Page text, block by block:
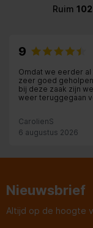
Ruim
9
Omdat we eerder al
zeer goed
bij deze zaak zijn
weer teruggegaan
duurder dan via
(ca. 14 euro) maar
dat zeker waard.
CarolienS
6 augustus 2026
Nieuwsbrief
Altijd op de hoogte